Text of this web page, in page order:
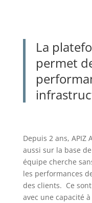
La
permet
Depuis 2 ans, APIZ
aussi sur la base
équipe cherche
les performances
des clients. Ce
avec une capacité